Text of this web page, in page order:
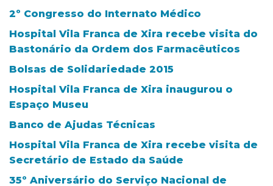
2º Congresso do Internato Médico
Hospital Vila Franca de Xira recebe visita do
Bastonário da Ordem dos Farmacêuticos
Bolsas de Solidariedade 2015
Hospital Vila Franca de Xira inaugurou o
Espaço Museu
Banco de Ajudas Técnicas
Hospital Vila Franca de Xira recebe visita de
Secretário de Estado da Saúde
35º Aniversário do Serviço Nacional de